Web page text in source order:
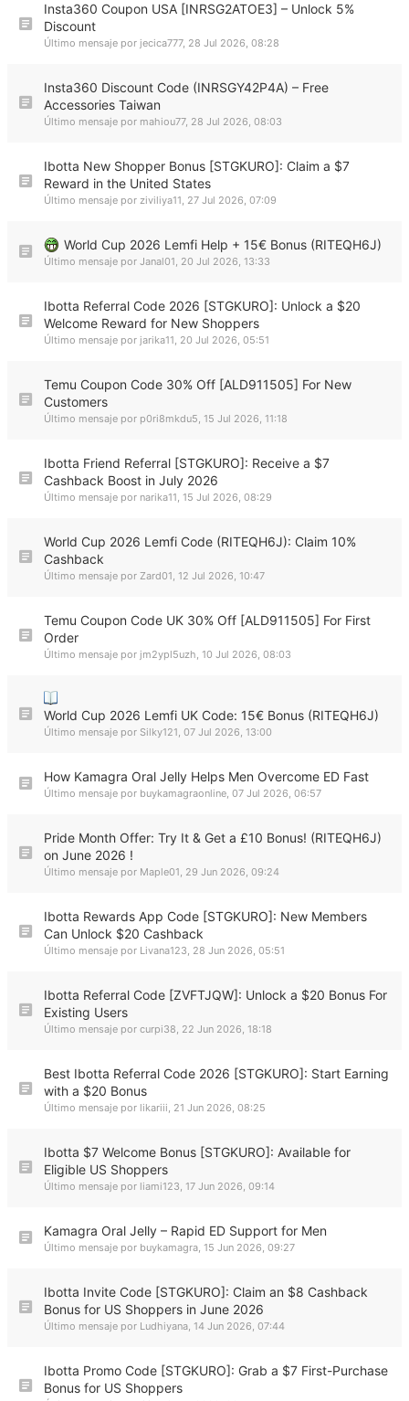
Insta360 Coupon USA [INRSG2ATOE3] – Unlock 5%
Discount
Último mensaje por jecica777, 28 Jul 2026, 08:28
Insta360 Discount Code (INRSGY42P4A) – Free
Accessories Taiwan
Último mensaje por mahiou77, 28 Jul 2026, 08:03
Ibotta New Shopper Bonus [STGKURO]: Claim a $7
Reward in the United States
Último mensaje por ziviliya11, 27 Jul 2026, 07:09
World Cup 2026 Lemfi Help + 15€ Bonus (RITEQH6J)
Último mensaje por Janal01, 20 Jul 2026, 13:33
Ibotta Referral Code 2026 [STGKURO]: Unlock a $20
Welcome Reward for New Shoppers
Último mensaje por jarika11, 20 Jul 2026, 05:51
Temu Coupon Code 30% Off [ALD911505] For New
Customers
Último mensaje por p0ri8mkdu5, 15 Jul 2026, 11:18
Ibotta Friend Referral [STGKURO]: Receive a $7
Cashback Boost in July 2026
Último mensaje por narika11, 15 Jul 2026, 08:29
World Cup 2026 Lemfi Code (RITEQH6J): Claim 10%
Cashback
Último mensaje por Zard01, 12 Jul 2026, 10:47
Temu Coupon Code UK 30% Off [ALD911505] For First
Order
Último mensaje por jm2ypl5uzh, 10 Jul 2026, 08:03
World Cup 2026 Lemfi UK Code: 15€ Bonus (RITEQH6J)
Último mensaje por Silky121, 07 Jul 2026, 13:00
How Kamagra Oral Jelly Helps Men Overcome ED Fast
Último mensaje por buykamagraonline, 07 Jul 2026, 06:57
Pride Month Offer: Try It & Get a £10 Bonus! (RITEQH6J)
on June 2026 !
Último mensaje por Maple01, 29 Jun 2026, 09:24
Ibotta Rewards App Code [STGKURO]: New Members
Can Unlock $20 Cashback
Último mensaje por Livana123, 28 Jun 2026, 05:51
Ibotta Referral Code [ZVFTJQW]: Unlock a $20 Bonus For
Existing Users
Último mensaje por curpi38, 22 Jun 2026, 18:18
Best Ibotta Referral Code 2026 [STGKURO]: Start Earning
with a $20 Bonus
Último mensaje por likariii, 21 Jun 2026, 08:25
Ibotta $7 Welcome Bonus [STGKURO]: Available for
Eligible US Shoppers
Último mensaje por liami123, 17 Jun 2026, 09:14
Kamagra Oral Jelly – Rapid ED Support for Men
Último mensaje por buykamagra, 15 Jun 2026, 09:27
Ibotta Invite Code [STGKURO]: Claim an $8 Cashback
Bonus for US Shoppers in June 2026
Último mensaje por Ludhiyana, 14 Jun 2026, 07:44
Ibotta Promo Code [STGKURO]: Grab a $7 First-Purchase
Bonus for US Shoppers